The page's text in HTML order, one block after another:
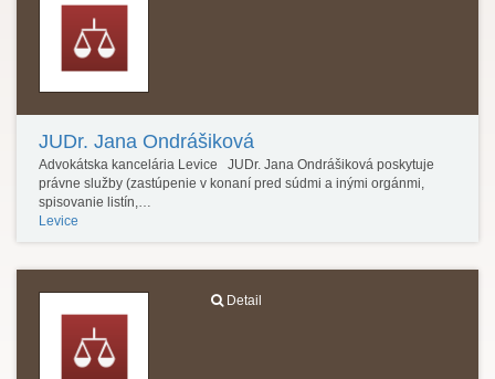
JUDr. Jana Ondrášiková
Advokátska kancelária Levice JUDr. Jana Ondrášiková poskytuje
právne služby (zastúpenie v konaní pred súdmi a inými orgánmi,
spisovanie listín,…
Levice
Detail